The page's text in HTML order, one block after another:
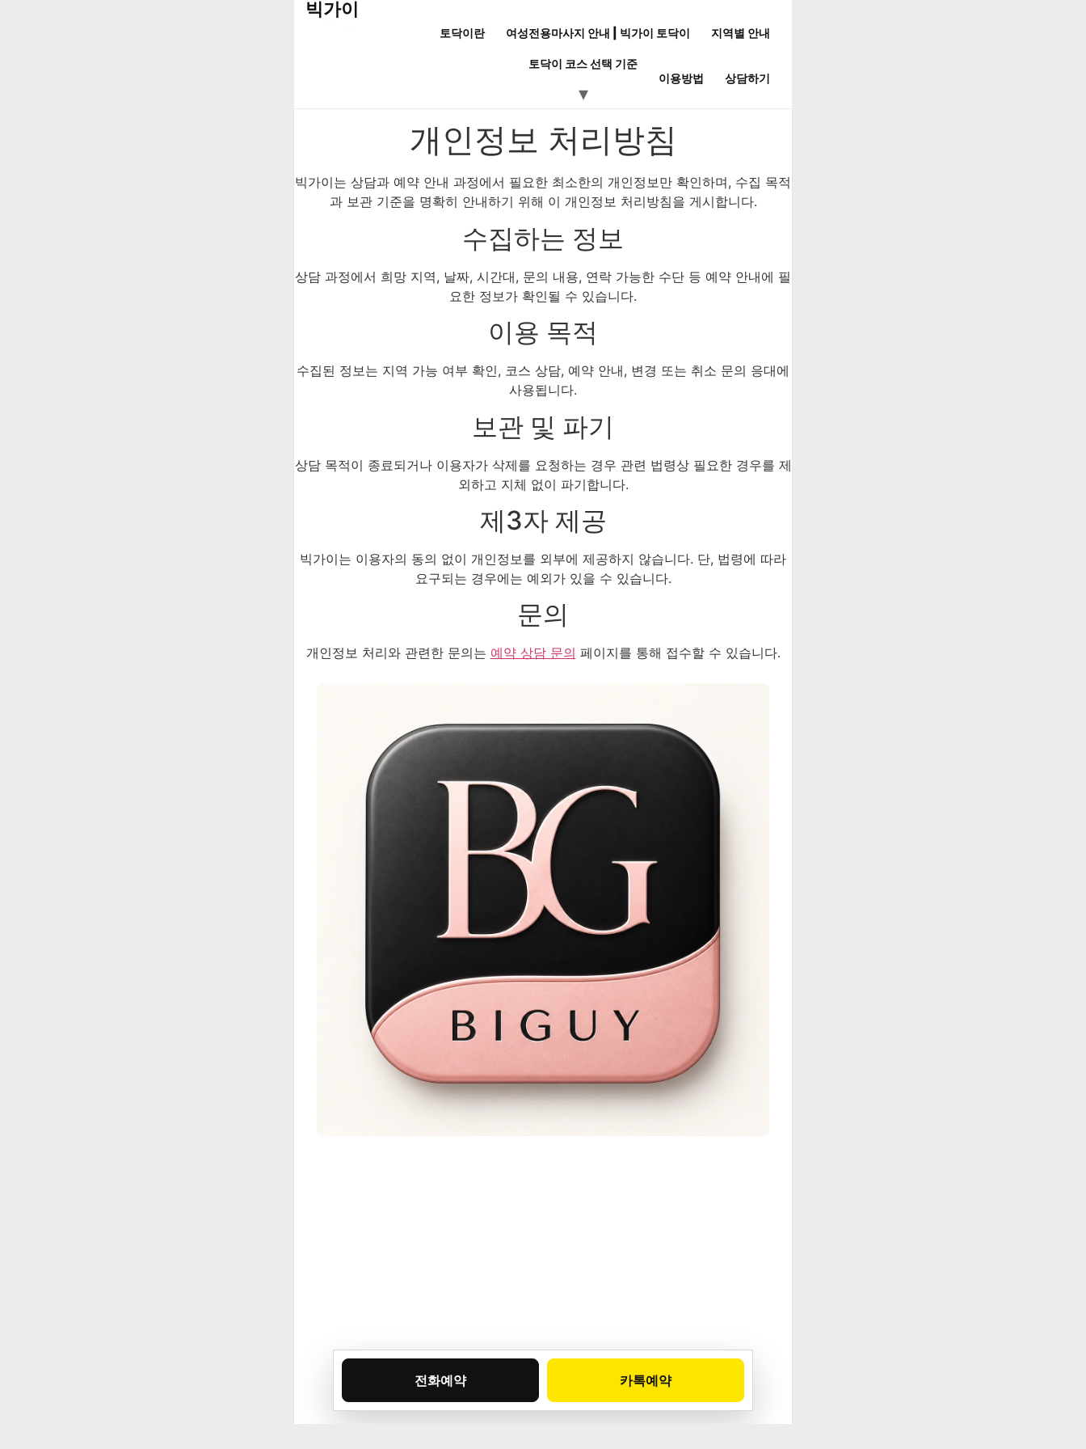
빅가이
토닥이란 여성전용마사지 안내 | 빅가이 토닥이 지역별 안내
토닥이 코스 선택 기준
이용방법
상담하기
개인정보 처리방침
빅가이는 상담과 예약 안내 과정에서 필요한 최소한의 개인정보만 확인하며, 수집 목적
과 보관 기준을 명확히 안내하기 위해 이 개인정보 처리방침을 게시합니다.
수집하는 정보
상담 과정에서 희망 지역, 날짜, 시간대, 문의 내용, 연락 가능한 수단 등 예약 안내에 필
요한 정보가 확인될 수 있습니다.
이용 목적
수집된 정보는 지역 가능 여부 확인, 코스 상담, 예약 안내, 변경 또는 취소 문의 응대에
사용됩니다.
보관 및 파기
상담 목적이 종료되거나 이용자가 삭제를 요청하는 경우 관련 법령상 필요한 경우를 제
외하고 지체 없이 파기합니다.
제3자 제공
빅가이는 이용자의 동의 없이 개인정보를 외부에 제공하지 않습니다. 단, 법령에 따라
요구되는 경우에는 예외가 있을 수 있습니다.
문의
개인정보 처리와 관련한 문의는 예약 상담 문의 페이지를 통해 접수할 수 있습니다.
전화예약 카톡예약